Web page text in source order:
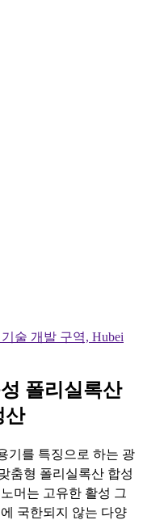
기술 개발 구역, Hubei
폴리실록산
산
기를 특징으로 하는 광
춤형 폴리실록산 합성
머는 고유한 활성 그
국한되지 않는 다양